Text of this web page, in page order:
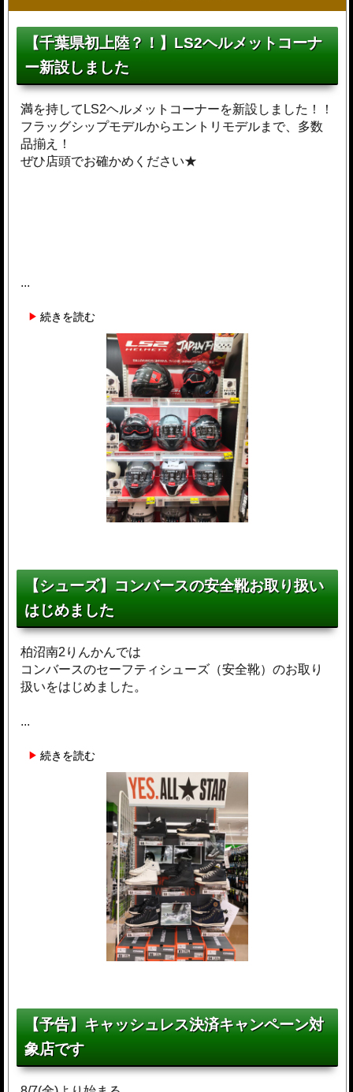
【千葉県初上陸？！】LS2ヘルメットコーナ
ー新設しました
満を持してLS2ヘルメットコーナーを新設しました！！
フラッグシップモデルからエントリモデルまで、多数
品揃え！
ぜひ店頭でお確かめください★
...
続きを読む
【シューズ】コンバースの安全靴お取り扱い
はじめました
柏沼南2りんかんでは
コンバースのセーフティシューズ（安全靴）のお取り
扱いをはじめました。
...
続きを読む
【予告】キャッシュレス決済キャンペーン対
象店です